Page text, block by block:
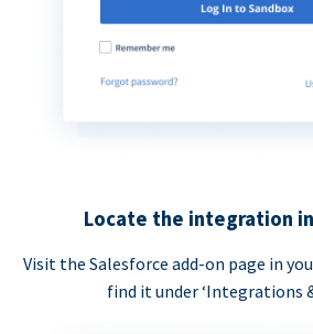
Locate the integration
Visit the Salesforce add-on page in
find it under ‘Integrations